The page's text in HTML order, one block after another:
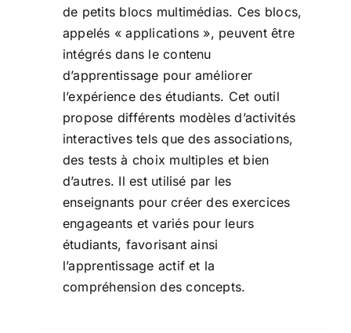
de petits blocs multimédias. Ces blocs,
appelés « applications », peuvent être
intégrés dans le contenu
d’apprentissage pour améliorer
l’expérience des étudiants. Cet outil
propose différents modèles d’activités
interactives tels que des associations,
des tests à choix multiples et bien
d’autres. Il est utilisé par les
enseignants pour créer des exercices
engageants et variés pour leurs
étudiants, favorisant ainsi
l’apprentissage actif et la
compréhension des concepts.